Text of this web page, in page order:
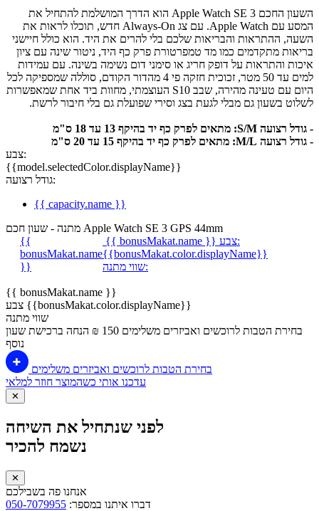
השעון החכם Apple Watch SE 3 הוא הדרך המושלמת להתחיל את
המסע עם Apple Watch. עם צג Always-On חדש, תוכלו לראות את
השעה, ההתראות והבריאות שלכם בלי להרים את היד. הוא כולל חיישני
בריאות מתקדמים כמו מד טמפרטורת פרק כף היד, ניטור שינה עם ציון
איכות והתראות על דופק חריג או סימני דום נשימה בשינה. עם עמידות
למים עד 50 מטר, זכוכית חזקה פי 4 מהדור הקודם, סוללה שמספיקה לכל
היום עם טעינה מהירה, שבב S10 העוצמתי, מחוות ביד אחת שמאפשרות
לשלוט בשעון גם מבלי לגעת בצג וסירי שפועלת גם בלי חיבור לרשת.
- גודל רצועה S/M: מתאים לפרק כף יד בהיקף 13 עד 18 ס"מ
- גודל רצועה M/L: מתאים לפרק כף יד בהיקף 15 עד 20 ס"מ
צבע:
{{model.selectedColor.displayName}}
גודל רצועה:
{{ capacity.name }}
מתנה - שעון חכם Apple Watch SE 3 GPS 44mm
{{
bonusMakat.name
}}
{{ bonusMakat.name }}
צבע:
{{bonusMakat.color.displayName}}
שווי מתנה:
{{ bonusMakat.name }}
צבע {{bonusMakat.color.displayName}}
שווי מתנה
בחירת הטבות לרוכשים ואביזרים משלימים
150 ₪ הנחה ברכישת שעון
נוסף
בחירת הטבות לרוכשים ואביזרים משלימים
עדכנו אותי כשהמוצר חוזר למלאי
✕
לפני שנתחיל את השיחה
נשמח להכיר
✕
אנחנו פה בשבילכם
דברו איתנו במספר: 050-7079955